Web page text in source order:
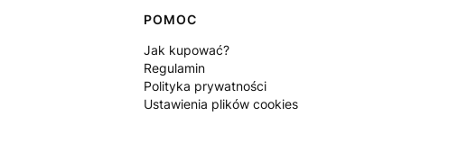
POMOC
Jak kupować?
Regulamin
Polityka prywatności
Ustawienia plików cookies